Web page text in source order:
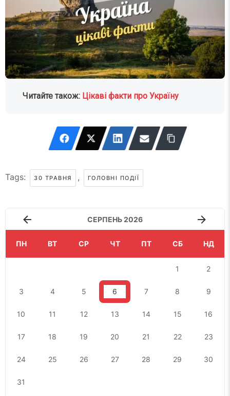
Читайте також: Цікаві факти про Україну
Tags: 30 ТРАВНЯ , ГОЛОВНІ ПОДІЇ
СЕРПЕНЬ 2026
ПН ВТ СР ЧТ ПТ СБ НД
1 2
3 4 5 6 7 8 9
10 11 12 13 14 15 16
17 18 19 20 21 22 23
24 25 26 27 28 29 30
31